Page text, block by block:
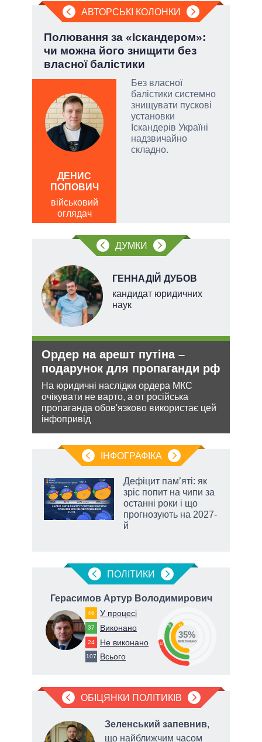
АВТОРСЬКІ КОЛОНКИ
Полювання за «Іскандером»:
чи можна його знищити без
власної балістики
Без власної
балістики системно
знищувати пускові
установки
Іскандерів Україні
надзвичайно
складно.
ДЕНИС
ПОПОВИЧ
військовий
оглядач
ДУМКИ
ГЕННАДІЙ ДУБОВ
кандидат юридичних
наук
Ордер на арешт путіна –
подарунок для пропаганди рф
На юридичні наслідки ордера МКС
очікувати не варто, а от російська
пропаганда обов'язково використає цей
інфопривід
ІНФОГРАФІКА
Дефіцит пам’яті: як
зріс попит на чипи за
останні роки і що
прогнозують на 2027-
й
ПОЛIТИКИ
Герасимов Артур Володимирович
46 У процесі
37 Виконано
24 Не виконано
107 Всього
22
35 43
35%
виконано
ОБІЦЯНКИ ПОЛІТИКІВ
Зеленський запевнив,
що найближчим часом